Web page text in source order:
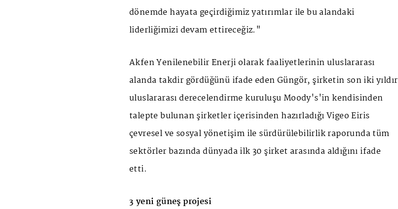
dönemde hayata geçirdiğimiz yatırımlar ile bu alandaki
liderliğimizi devam ettireceğiz."
Akfen Yenilenebilir Enerji olarak faaliyetlerinin uluslararası
alanda takdir gördüğünü ifade eden Güngör, şirketin son iki yıldır
uluslararası derecelendirme kuruluşu Moody's'in kendisinden
talepte bulunan şirketler içerisinden hazırladığı Vigeo Eiris
çevresel ve sosyal yönetişim ile sürdürülebilirlik raporunda tüm
sektörler bazında dünyada ilk 30 şirket arasında aldığını ifade
etti.
3 yeni güneş projesi